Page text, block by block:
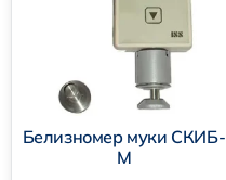
Белизномер муки СКИБ-
М